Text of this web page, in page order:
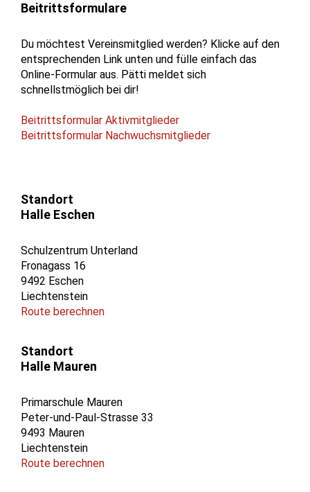
Beitrittsformulare
Du möchtest Vereinsmitglied werden? Klicke auf den
entsprechenden Link unten und fülle einfach das
Online-Formular aus. Pätti meldet sich
schnellstmöglich bei dir!
Beitrittsformular Aktivmitglieder
Beitrittsformular Nachwuchsmitglieder
Standort
Halle Eschen
Schulzentrum Unterland
Fronagass 16
9492 Eschen
Liechtenstein
Route berechnen
Standort
Halle Mauren
Primarschule Mauren
Peter-und-Paul-Strasse 33
9493 Mauren
Liechtenstein
Route berechnen